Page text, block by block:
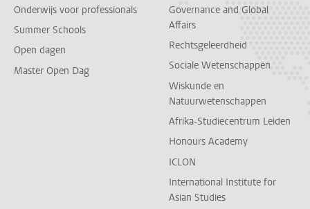
Onderwijs voor professionals
Summer Schools
Open dagen
Master Open Dag
Governance and Global
Affairs
Rechtsgeleerdheid
Sociale Wetenschappen
Wiskunde en
Natuurwetenschappen
Afrika-Studiecentrum Leiden
Honours Academy
ICLON
International Institute for
Asian Studies